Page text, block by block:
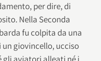
per dire, di
Nella Seconda
fu colpita da una
giovincello, ucciso
gli aviatori alleati né i